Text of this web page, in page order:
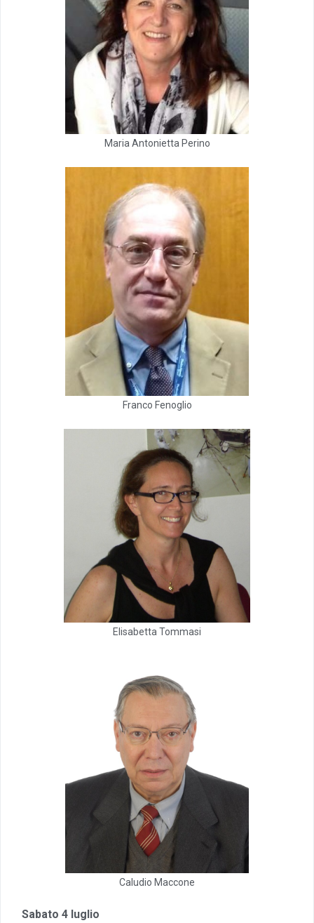
Maria Antonietta Perino
Franco Fenoglio
Elisabetta Tommasi
Caludio Maccone
Sabato 4 luglio